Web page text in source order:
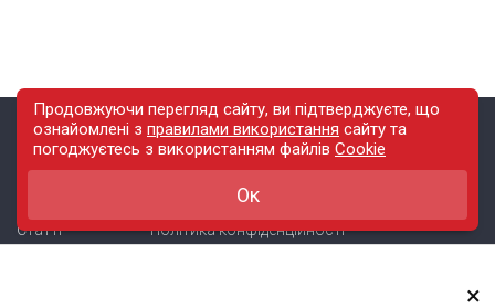
Зміст
Статті
Інфо
Правила використання сайту
Політика конфіденційності
Продовжуючи перегляд сайту, ви підтверджуєте, що
ознайомлені з правилами використання сайту та
погоджуєтесь з використанням файлів Cookie
Ок
×